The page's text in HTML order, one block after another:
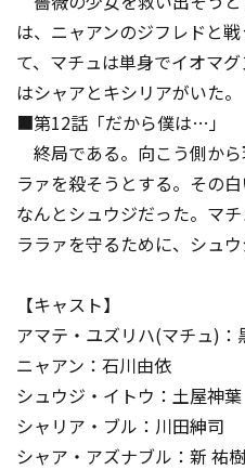
は、ニャアンのジフレドと
て、マチュは単身でイオマ
はシャアとキシリアがいた。
■第12話「だから僕は…」
終局である。向こう側か
ラァを殺そうとする。その
なんとシュウジだった。マ
ララァを守るために、シュ
【キャスト】
アマテ・ユズリハ(マチュ)：
ニャアン：石川由依
シュウジ・イトウ：土屋神葉
シャリア・ブル：川田紳司
シャア・アズナブル：新 祐樹